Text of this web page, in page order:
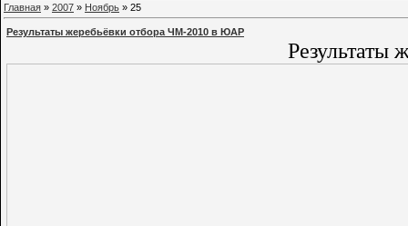
Главная » 2007 » Ноябрь » 25
Результаты жеребьёвки отбора ЧМ-2010 в ЮАР
Результаты